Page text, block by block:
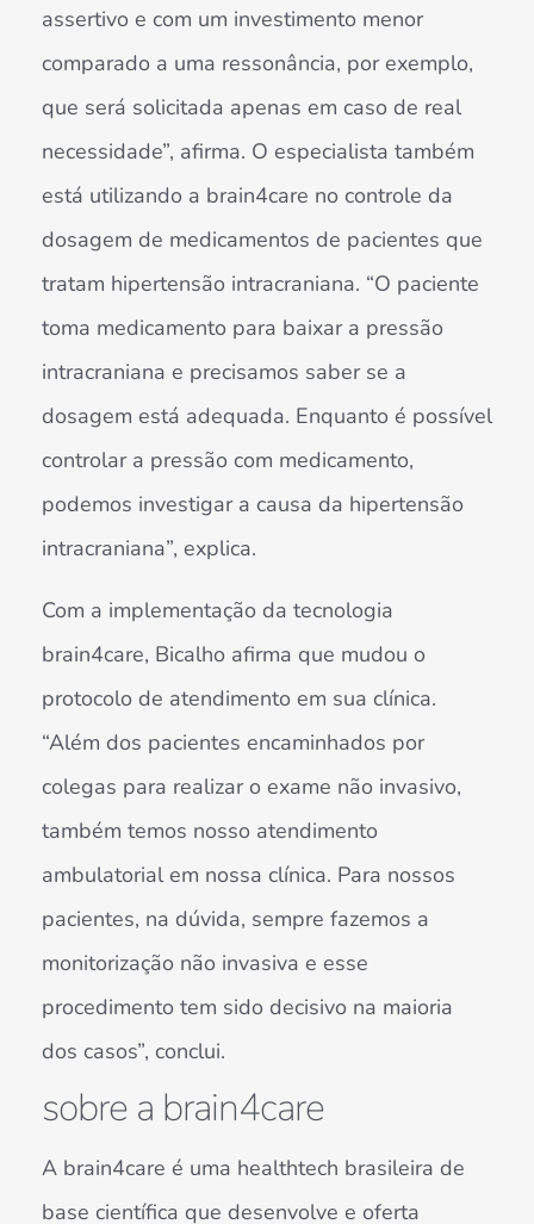
assertivo e com um investimento menor
comparado a uma ressonância, por exemplo,
que será solicitada apenas em caso de real
necessidade”, afirma. O especialista também
está utilizando a brain4care no controle da
dosagem de medicamentos de pacientes que
tratam hipertensão intracraniana. “O paciente
toma medicamento para baixar a pressão
intracraniana e precisamos saber se a
dosagem está adequada. Enquanto é possível
controlar a pressão com medicamento,
podemos investigar a causa da hipertensão
intracraniana”, explica.
Com a implementação da tecnologia
brain4care, Bicalho afirma que mudou o
protocolo de atendimento em sua clínica.
“Além dos pacientes encaminhados por
colegas para realizar o exame não invasivo,
também temos nosso atendimento
ambulatorial em nossa clínica. Para nossos
pacientes, na dúvida, sempre fazemos a
monitorização não invasiva e esse
procedimento tem sido decisivo na maioria
dos casos”, conclui.
sobre a brain4care
A brain4care é uma healthtech brasileira de
base científica que desenvolve e oferta